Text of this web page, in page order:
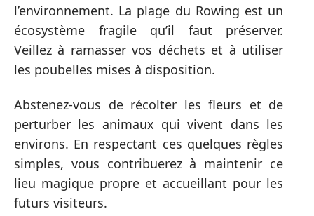
l’environnement. La plage du Rowing est un
écosystème fragile qu’il faut préserver.
Veillez à ramasser vos déchets et à utiliser
les poubelles mises à disposition.
Abstenez-vous de récolter les fleurs et de
perturber les animaux qui vivent dans les
environs. En respectant ces quelques règles
simples, vous contribuerez à maintenir ce
lieu magique propre et accueillant pour les
futurs visiteurs.